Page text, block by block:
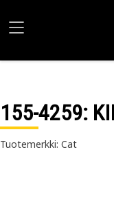
155-4259:
Tuotemerkki: Cat